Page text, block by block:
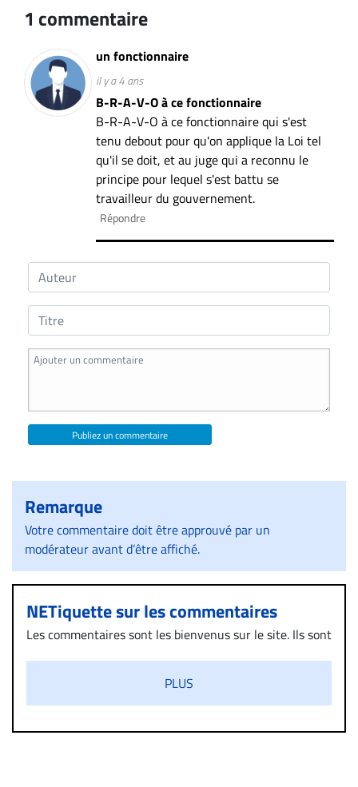
1 commentaire
un fonctionnaire
il y a 4 ans
B-R-A-V-O à ce fonctionnaire
B-R-A-V-O à ce fonctionnaire qui s'est
tenu debout pour qu'on applique la Loi tel
qu'il se doit, et au juge qui a reconnu le
principe pour lequel s'est battu se
travailleur du gouvernement.
Répondre
Publiez un commentaire
Remarque
Votre commentaire doit être approuvé par un
modérateur avant d’être affiché.
NETiquette sur les commentaires
Les commentaires sont les bienvenus sur le site. Ils sont
diffamatoire. Si malgré cette politique de modération,
un commentaire publié sur le site vous dérange, prenez
immédiatement contact par courriel (info@droit-
PLUS